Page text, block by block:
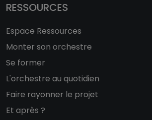
RESSOURCES
Espace Ressources
Monter son orchestre
Se former
L'orchestre au quotidien
Faire rayonner le projet
Et après ?